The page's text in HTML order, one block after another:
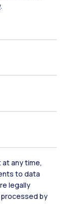
.
any time,
to data
legally
by